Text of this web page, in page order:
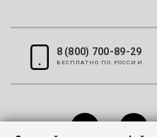
8 (800) 700-89-29
БЕСПЛАТНО ПО РОССИИ